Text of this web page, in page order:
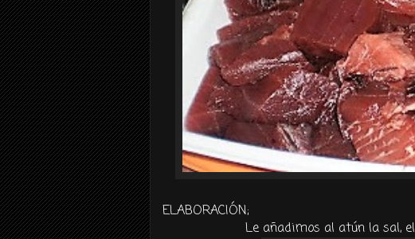
ELABORACIÓN;
Le añadimos al atún la sal, el